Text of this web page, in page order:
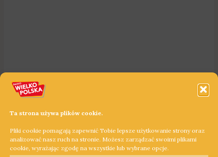
Ta strona używa plików cookie.
Pliki cookie pomagają zapewnić Tobie lepsze użytkowanie strony oraz
analizować nasz ruch na stronie. Możesz zarządzać swoimi plikami
cookie, wyrażając zgodę na wszystkie lub wybrane opcje.